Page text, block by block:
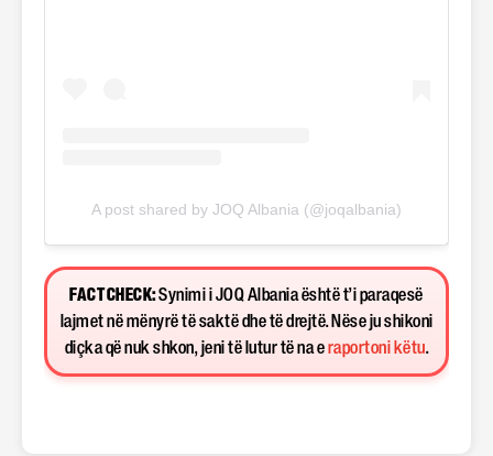
A post shared by JOQ Albania (@joqalbania)
FACT CHECK:Synimi i JOQ Albania është t’i paraqesë
lajmet në mënyrë të saktë dhe të drejtë. Nëse ju shikoni
diçka që nuk shkon, jeni të lutur të na e raportoni këtu.